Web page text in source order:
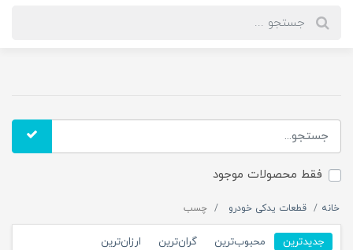
فقط محصولات موجود
خانه قطعات یدکی خودرو چسب
جدیدترین محبوب‌ترین گران‌ترین ارزان‌ترین